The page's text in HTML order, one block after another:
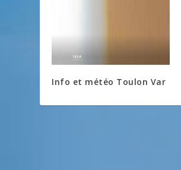
Info et météo Toulon Var